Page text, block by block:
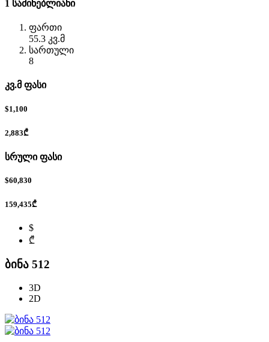
1 საძინებლიანი
ფართი
55.3 კვ.მ
სართული
8
კვ.მ ფასი
$1,100
2,883₾
სრული ფასი
$60,830
159,435₾
$
₾
ბინა 512
3D
2D